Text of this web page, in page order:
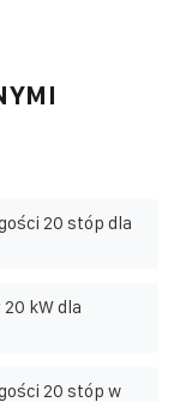
20 stóp dla
kW dla
20 stóp w